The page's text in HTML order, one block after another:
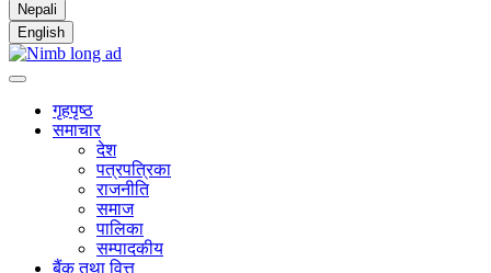
Nepali
English
गृहपृष्ठ
समाचार
देश
पत्रपत्रिका
राजनीति
समाज
पालिका
सम्पादकीय
बैंक तथा वित्त